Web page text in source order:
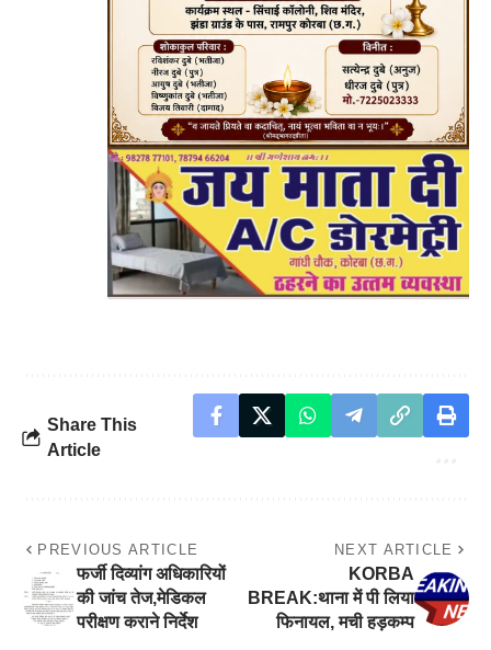
Share This
Article
PREVIOUS ARTICLE
फर्जी दिव्यांग अधिकारियों
की जांच तेज,मेडिकल
परीक्षण कराने निर्देश
NEXT ARTICLE
KORBA
BREAK:थाना में पी लिया
फिनायल, मची हड़कम्प